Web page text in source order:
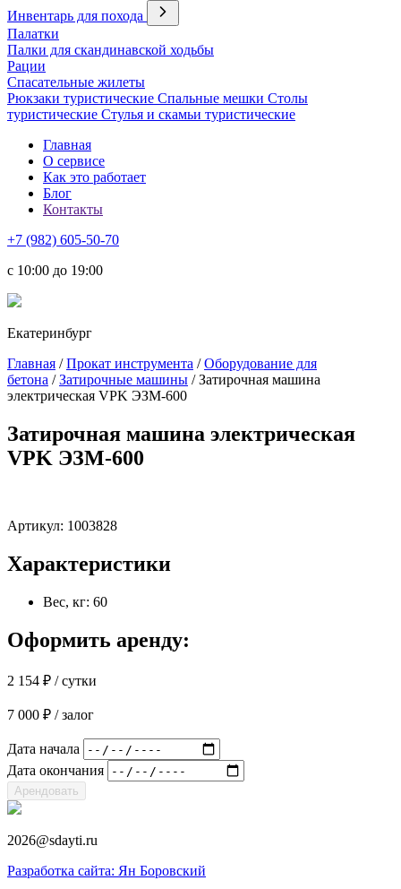
Инвентарь для похода
Палатки
Палки для скандинавской ходьбы
Рации
Спасательные жилеты
Рюкзаки туристические Спальные мешки Столы
туристические Стулья и скамьи туристические
Главная
О сервисе
Как это работает
Блог
Контакты
+7 (982) 605-50-70
c 10:00 до 19:00
Екатеринбург
Главная /Прокат инструмента /Оборудование для
бетона /Затирочные машины / Затирочная машина
электрическая VPK ЭЗМ-600
Затирочная машина электрическая
VPK ЭЗМ-600
Артикул: 1003828
Характеристики
Вес, кг: 60
Оформить аренду:
2 154 ₽ / сутки
7 000 ₽ / залог
Дата начала
Дата окончания
Арендовать
2026@sdayti.ru
Разработка сайта: Ян Боровский